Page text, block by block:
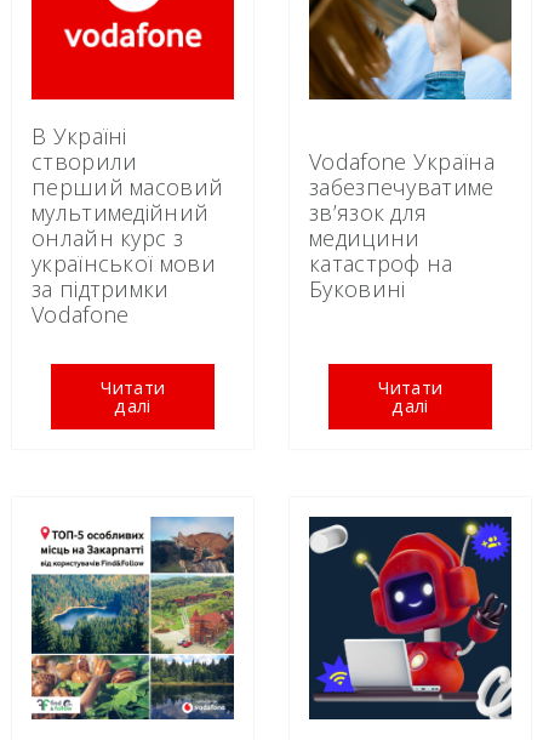
В Україні
створили
перший масовий
мультимедійний
онлайн курс з
української мови
за підтримки
Vodafone
Читати
далі
Vodafone Україна
забезпечуватиме
зв’язок для
медицини
катастроф на
Буковині
Читати
далі